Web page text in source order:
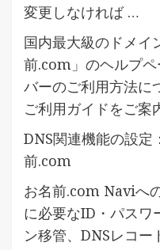
変更しなければ …
国内最大級のドメイ
前.com」のヘルプ
バーのご利用方法に
ご利用ガイドをご案
DNS関連機能の設定
前.com
お名前.com Naviへ
に必要なID・パスワ
ン移管、DNSレコ